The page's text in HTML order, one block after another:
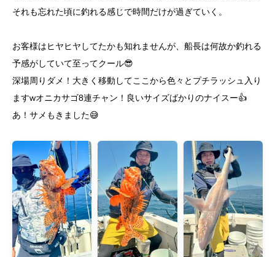
それも忘れた頃に釣れる感じで時間だけが過ぎていく。
お客様はヒヤヒヤしてたかも知れませんが、船長は何故か釣れる
予感がしていて至ってクール😎
深場周りダメ！大きく移動してここから色々とプチラッシュ入り
ますwオニカサゴ8連チャン！良いサイズばかりのナイスー👍
あ！サメもきました😅